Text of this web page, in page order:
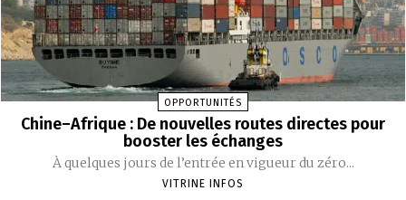
OPPORTUNITÉS
Chine–Afrique : De nouvelles routes directes pour
booster les échanges
À quelques jours de l’entrée en vigueur du zéro...
VITRINE INFOS